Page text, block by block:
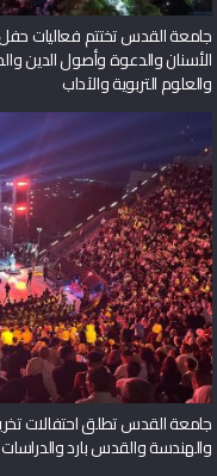
جامعة القدس تختتم فعاليات
الأسنان والدعوة وأصول الدين
والعلوم التربوية والآداب
جامعة القدس تطلق احتفالات
والهندسة والقدس بارد والدراسات